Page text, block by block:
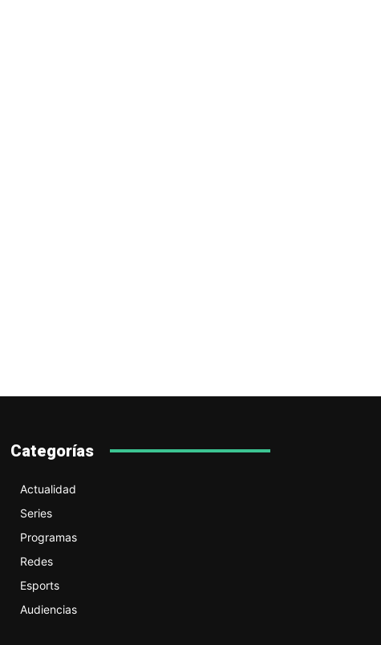
Categorías
Actualidad
Series
Programas
Redes
Esports
Audiencias